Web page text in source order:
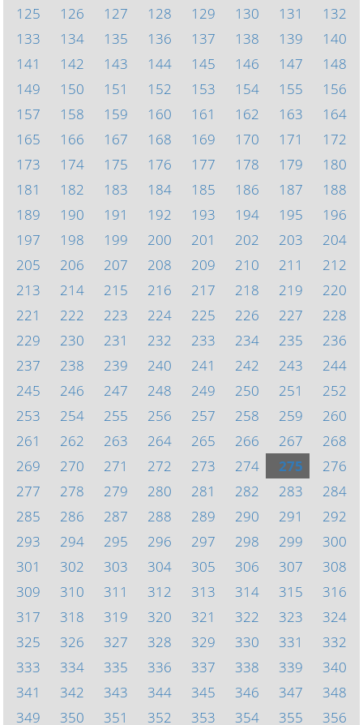
125
126 127 128 129 130 131
132
133
134 135 136 137 138 139
140
141
142 143 144 145 146 147
148
149
150 151 152 153 154 155
156
157
158 159 160 161 162 163
164
165
166 167 168 169 170 171
172
173
174 175 176 177 178 179
180
181
182 183 184 185 186 187
188
189
190 191 192 193 194 195
196
197
198 199 200 201 202 203
204
205
206 207 208 209 210 211
212
213
214 215 216 217 218 219
220
221
222 223 224 225 226 227
228
229
230 231 232 233 234 235
236
237
238 239 240 241 242 243
244
245
246 247 248 249 250 251
252
253
254 255 256 257 258 259
260
261
262 263 264 265 266 267
268
269
270 271 272 273 274 275
276
277
278 279 280 281 282 283
284
285
286 287 288 289 290 291
292
293
294 295 296 297 298 299
300
301
302 303 304 305 306 307
308
309
310 311 312 313 314 315
316
317
318 319 320 321 322 323
324
325
326 327 328 329 330 331
332
333
334 335 336 337 338 339
340
341
342 343 344 345 346 347
348
349
350 351 352 353 354 355 356